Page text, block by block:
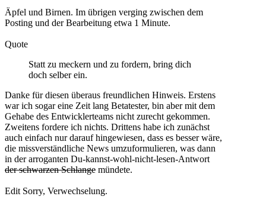
Äpfel und Birnen. Im übrigen verging zwischen dem
Posting und der Bearbeitung etwa 1 Minute.
Quote
Statt zu meckern und zu fordern, bring dich
doch selber ein.
Danke für diesen überaus freundlichen Hinweis. Erstens
war ich sogar eine Zeit lang Betatester, bin aber mit dem
Gehabe des Entwicklerteams nicht zurecht gekommen.
Zweitens fordere ich nichts. Drittens habe ich zunächst
auch einfach nur darauf hingewiesen, dass es besser wäre,
die missverständliche News umzuformulieren, was dann
in der arroganten Du-kannst-wohl-nicht-lesen-Antwort
der schwarzen Schlange mündete.
Edit Sorry, Verwechselung.